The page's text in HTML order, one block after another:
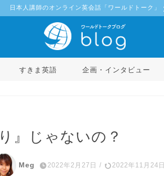
日本人講師のオンライン英会話「ワールドトーク」
すきま英語 企画・インタビュー
』じゃないの？
Meg 2022年2月27日 / 2022年11月24日